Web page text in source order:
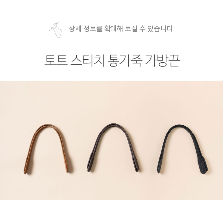
상세 정보를 확대해 보실 수 있습니다.